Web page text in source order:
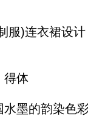
)连衣裙设计
体
墨的韵染色